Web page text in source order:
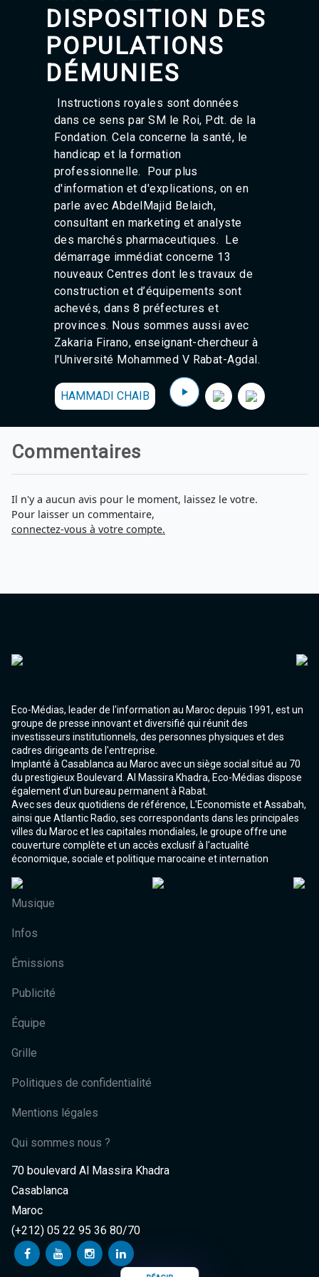
Agadir 99.7 Hz
Tanger 103.3 Hz
Tétouan 87.8 Hz
Fès 98.8 Hz
Meknès 97.2 Hz
El Jadida 97.3
Settat 104,6
Chefchaouen 106.4
Essaouira 96.6
Safi 92.3
Taza 103.0
Taounate 95.6
Tiznit 103.1
SkhourRhamna 92.2
Taroudant 104.9
Guelmim 91.9
Tan-Tan 95.2
Tafraout 104.9
DISPOSITION DES
POPULATIONS
DÉMUNIES
Instructions royales sont données
dans ce sens par SM le Roi, Pdt. de la
Fondation. Cela concerne la santé, le
handicap et la formation
professionnelle. Pour plus
d'information et d'explications, on en
parle avec AbdelMajid Belaich,
consultant en marketing et analyste
des marchés pharmaceutiques. Le
démarrage immédiat concerne 13
nouveaux Centres dont les travaux de
construction et d’équipements sont
achevés, dans 8 préfectures et
provinces. Nous sommes aussi avec
Zakaria Firano, enseignant-chercheur à
l'Université Mohammed V Rabat-Agdal.
HAMMADI CHAIB
Commentaires
Il n'y a aucun avis pour le moment, laissez le votre.
Pour laisser un commentaire,
connectez-vous à votre compte.
Eco-Médias, leader de l'information au Maroc depuis 1991, est un
groupe de presse innovant et diversifié qui réunit des
investisseurs institutionnels, des personnes physiques et des
cadres dirigeants de l'entreprise.
Implanté à Casablanca au Maroc avec un siège social situé au 70
du prestigieux Boulevard. Al Massira Khadra, Eco-Médias dispose
également d'un bureau permanent à Rabat.
Avec ses deux quotidiens de référence, L'Economiste et Assabah,
ainsi que Atlantic Radio, ses correspondants dans les principales
villes du Maroc et les capitales mondiales, le groupe offre une
couverture complète et un accès exclusif à l'actualité
économique, sociale et politique marocaine et internation
Musique
Infos
Émissions
Publicité
Équipe
Grille
Politiques de confidentialité
Mentions légales
Qui sommes nous ?
70 boulevard Al Massira Khadra
Casablanca
Maroc
(+212) 05 22 95 36 80/70